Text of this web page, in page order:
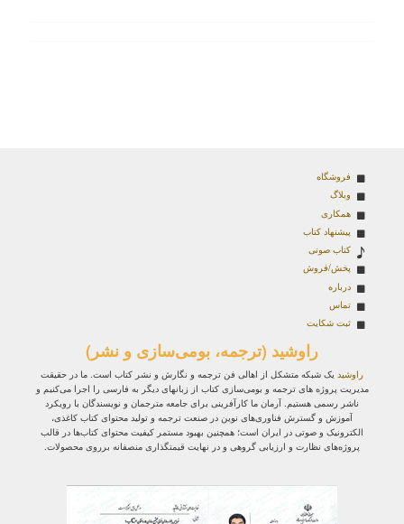
فروشگاه
وبلاگ
همکاری
پیشنهاد کتاب
کتاب صوتی
پخش/فروش
درباره
تماس
ثبت شکایت
راوشید (ترجمه، بومی‌سازی و نشر)
راوشید یک شبکه متشکل از اهالی فن ترجمه و نگارش و نشر کتاب است. ما در حقیقت
مدیریت پروژه‌ های ترجمه و بومی‌سازی کتاب از زبانهای دیگر به فارسی را اجرا می‌کنیم و
ناشر رسمی هستیم. آرمان ما کارآفرینی برای جامعه مترجمان و نویسندگان با رویکرد
آموزش و گسترش فناوری‌های نوین در صنعت ترجمه و تولید محتوای کتاب کاغذی،
الکترونیک و صوتی در ایران است؛ همچنین بهبود مستمر کیفیت محتوای کتاب‌ها در قالب
پروژه‌های نظارت و ارزیابی گروهی و در نهایت قیمتگذاری منصفانه برروی محصولات.